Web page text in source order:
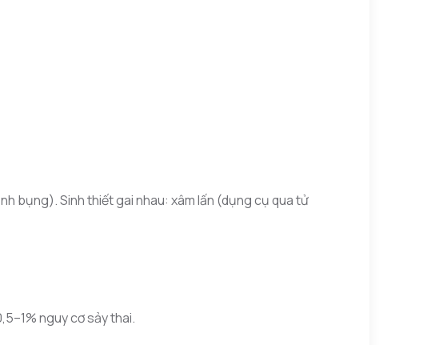
bụng). Sinh thiết gai nhau: xâm lấn (dụng cụ qua tử
nguy cơ sảy thai.